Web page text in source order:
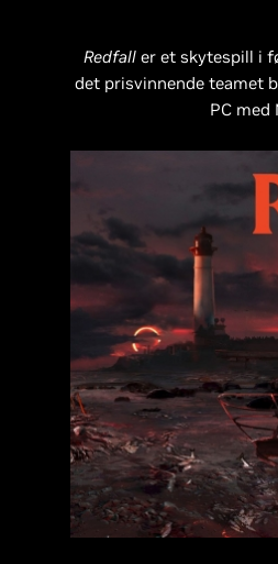
Redfaller et skytespill i
det prisvinnende teamet
PC med